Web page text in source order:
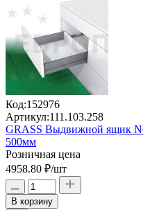
Код:152976
Артикул:111.103.258
GRASS Выдвижной ящик
500мм
Розничная цена
4958.80 ₽/шт
В корзину